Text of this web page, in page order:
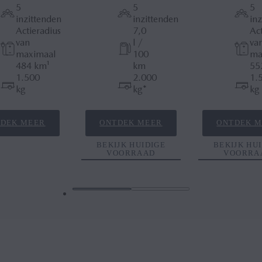
5
inzittenden
Actieradius
van
maximaal
484 km¹
1.500
kg
MEER
5
inzittenden
7,0
l /
100
km
2.000
kg*
ONTDEK MEER
BEKIJK HUIDIGE
VOORRAAD
5
kg
ONTDEK
BEKIJK